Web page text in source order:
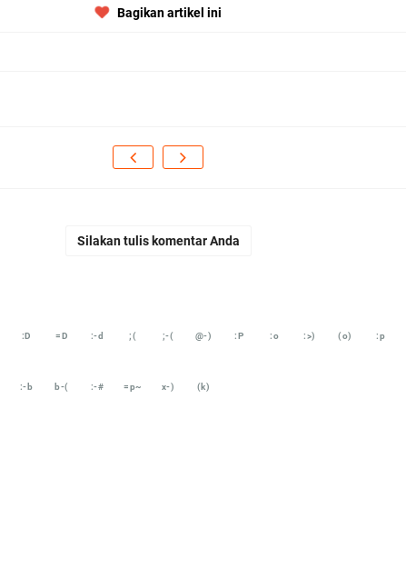
Bagikan artikel ini
Silakan tulis komentar Anda
:D =D :-d ;( ;-( @-) :P :o :>) (o) :p
:-b b-( :-# =p~ x-) (k)